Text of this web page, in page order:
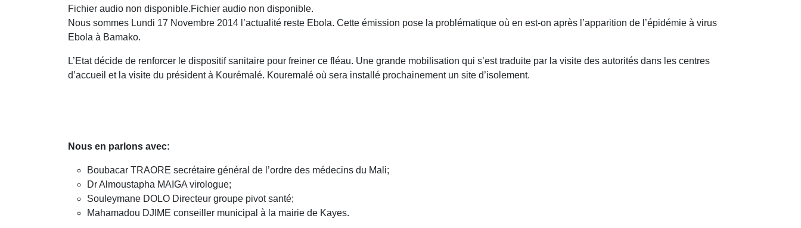
Fichier audio non disponible.Fichier audio non disponible.
Nous sommes Lundi 17 Novembre 2014 l’actualité reste Ebola. Cette émission pose la problématique où en est-on après l’apparition de l’épidémie à virus
Ebola à Bamako.
L’Etat décide de renforcer le dispositif sanitaire pour freiner ce fléau. Une grande mobilisation qui s’est traduite par la visite des autorités dans les centres
d’accueil et la visite du président à Kourémalé. Kouremalé où sera installé prochainement un site d’isolement.
Nous en parlons avec:
Boubacar TRAORE secrétaire général de l’ordre des médecins du Mali;
Dr Almoustapha MAIGA virologue;
Souleymane DOLO Directeur groupe pivot santé;
Mahamadou DJIME conseiller municipal à la mairie de Kayes.